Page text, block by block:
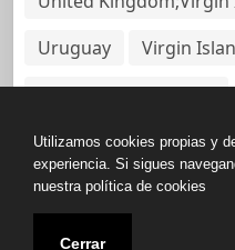
Uruguay
Virgin
Virgin Islands, British
Copyright ©
Utilizamos cookies propias y
experiencia. Si sigues
nuestra política de cookies
Cerrar